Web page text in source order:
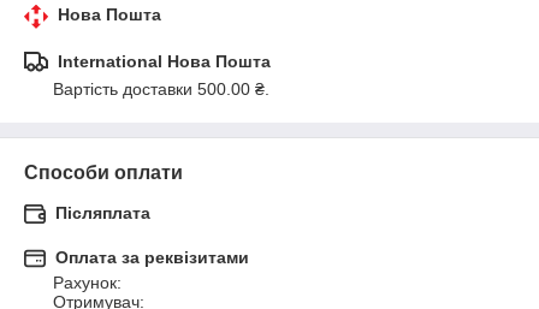
Нова Пошта
International Нова Пошта
Вартість доставки 500.00 ₴.
Способи оплати
Післяплата
Оплата за реквізитами
Рахунок:
Отримувач: